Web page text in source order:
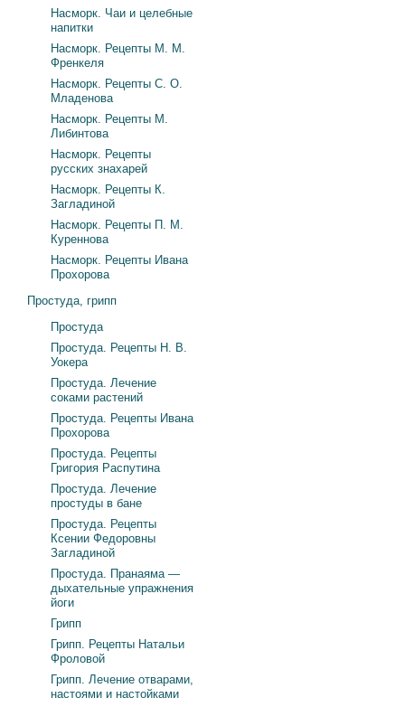
Насморк. Чаи и целебные
напитки
Насморк. Рецепты М. М.
Френкеля
Насморк. Рецепты С. О.
Младенова
Насморк. Рецепты М.
Либинтова
Насморк. Рецепты
русских знахарей
Насморк. Рецепты К.
Загладиной
Насморк. Рецепты П. М.
Куреннова
Насморк. Рецепты Ивана
Прохорова
Простуда, грипп
Простуда
Простуда. Рецепты Н. В.
Уокера
Простуда. Лечение
соками растений
Простуда. Рецепты Ивана
Прохорова
Простуда. Рецепты
Григория Распутина
Простуда. Лечение
простуды в бане
Простуда. Рецепты
Ксении Федоровны
Загладиной
Простуда. Пранаяма —
дыхательные упражнения
йоги
Грипп
Грипп. Рецепты Натальи
Фроловой
Грипп. Лечение отварами,
настоями и настойками